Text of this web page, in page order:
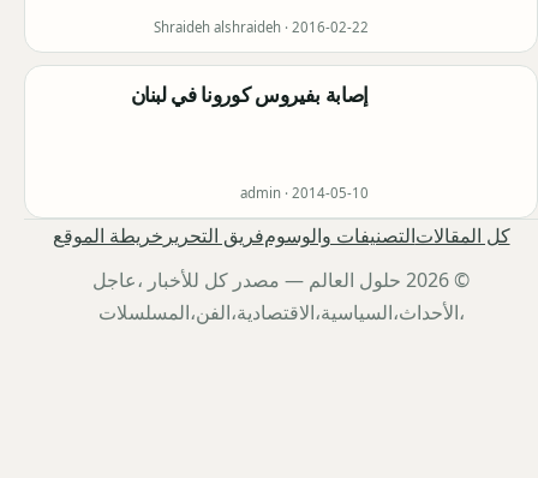
Shraideh alshraideh · 2016-02-22
إصابة بفيروس كورونا في لبنان
admin · 2014-05-10
كل المقالاتالتصنيفات والوسومفريق التحرير خريطة الموقع
© 2026 حلول العالم — مصدر كل للأخبار ،عاجل
،الأحداث،السياسية،الاقتصادية،الفن،المسلسلات